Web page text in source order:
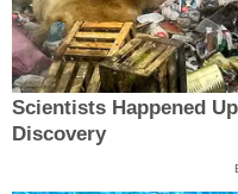
Scientists Happened
Discovery